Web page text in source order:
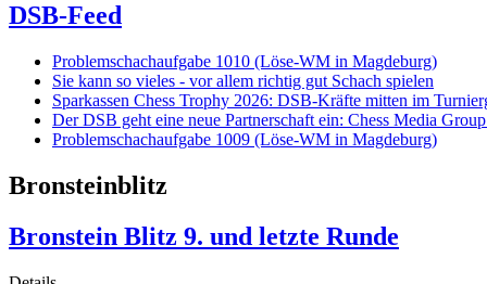
DSB-Feed
Problemschachaufgabe 1010 (Löse-WM in Magdeburg)
Sie kann so vieles - vor allem richtig gut Schach spielen
Sparkassen Chess Trophy 2026: DSB-Kräfte mitten im
Der DSB geht eine neue Partnerschaft ein: Chess Media
Problemschachaufgabe 1009 (Löse-WM in Magdeburg)
Bronsteinblitz
Bronstein Blitz 9. und letzte Runde